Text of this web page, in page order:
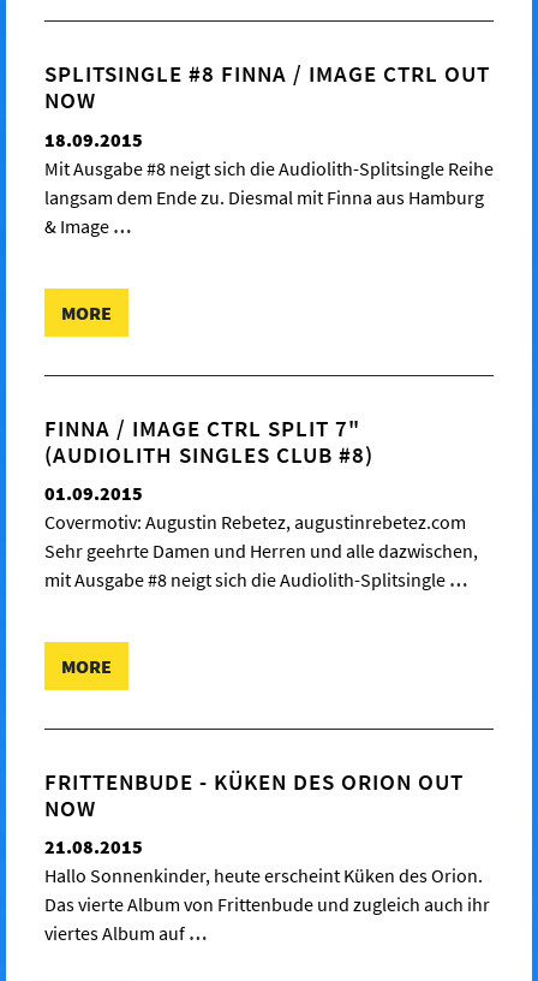
SPLITSINGLE #8 FINNA / IMAGE CTRL OUT
NOW
18.09.2015
Mit Ausgabe #8 neigt sich die Audiolith-Splitsingle Reihe
langsam dem Ende zu. Diesmal mit Finna aus Hamburg
& Image …
MORE
FINNA / IMAGE CTRL SPLIT 7"
(AUDIOLITH SINGLES CLUB #8)
01.09.2015
Covermotiv: Augustin Rebetez, augustinrebetez.com
Sehr geehrte Damen und Herren und alle dazwischen,
mit Ausgabe #8 neigt sich die Audiolith-Splitsingle …
MORE
FRITTENBUDE - KÜKEN DES ORION OUT
NOW
21.08.2015
Hallo Sonnenkinder, heute erscheint Küken des Orion.
Das vierte Album von Frittenbude und zugleich auch ihr
viertes Album auf …